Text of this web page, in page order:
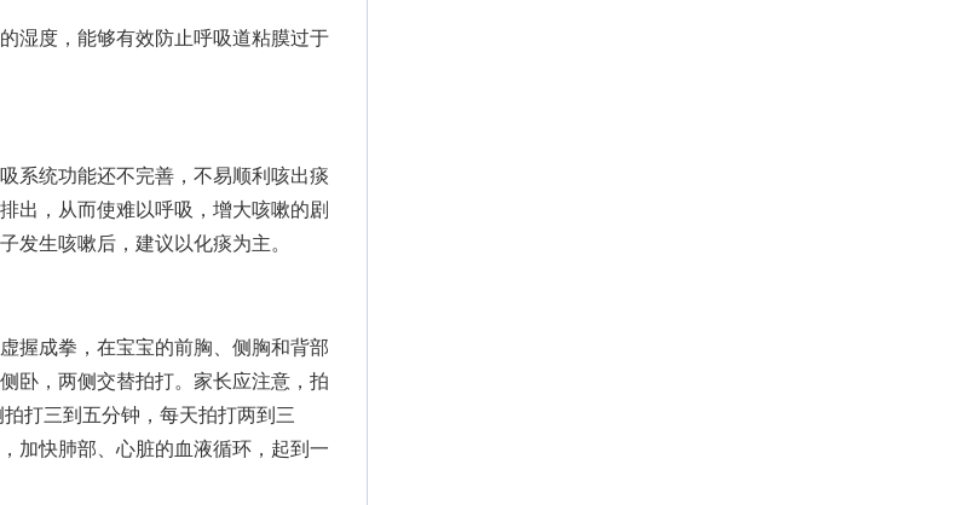
度，能够有效防止呼吸道粘膜过于
统功能还不完善，不易顺利咳出痰
出，从而使难以呼吸，增大咳嗽的剧
发生咳嗽后，建议以化痰为主。
成拳，在宝宝的前胸、侧胸和背部
卧，两侧交替拍打。家长应注意，拍
打三到五分钟，每天拍打两到三
加快肺部、心脏的血液循环，起到一